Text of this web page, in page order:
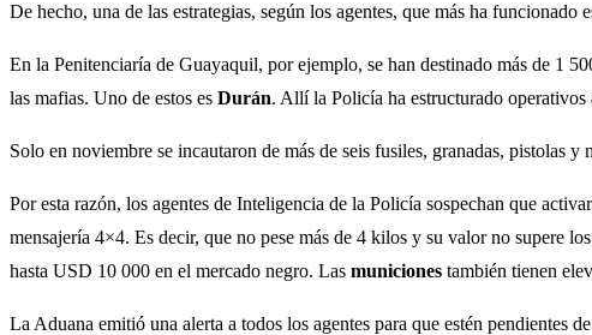
De hecho, una de las estrategias, según los agentes, que más ha
En la Penitenciaría de Guayaquil, por ejemplo, se han destinado más de 1
las mafias. Uno de estos es Durán. Allí la Policía ha estructurado operativos
Solo en noviembre se incautaron de más de seis fusiles, granadas, pistolas
Por esta razón, los agentes de Inteligencia de la Policía sospechan que
mensajería 4×4. Es decir, que no pese más de 4 kilos y su valor no supere
hasta USD 10 000 en el mercado negro. Las municiones también tienen
La Aduana emitió una alerta a todos los agentes para que estén pendientes